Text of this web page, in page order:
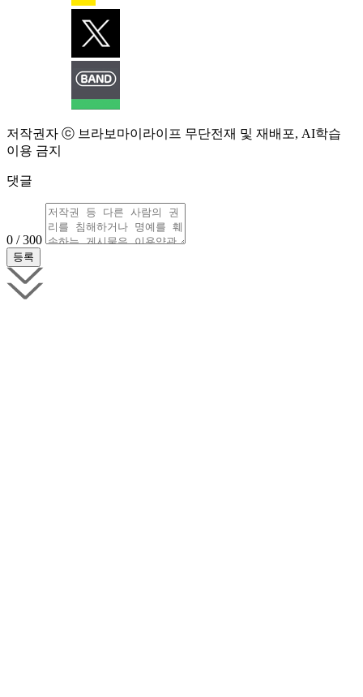
저작권자 ⓒ 브라보마이라이프 무단전재 및 재배포, AI학습
이용 금지
댓글
0 / 300